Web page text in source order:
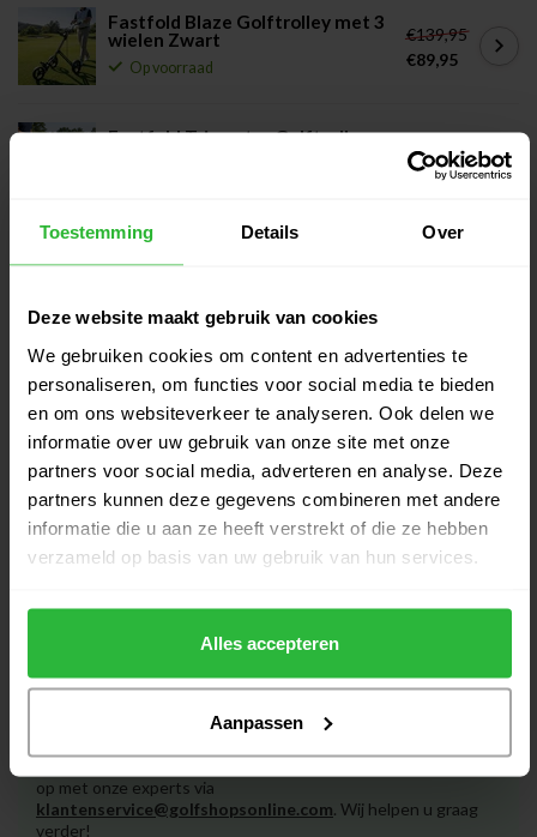
Toestemming Details Over
Deze website maakt gebruik van cookies
We gebruiken cookies om content en advertenties te
personaliseren, om functies voor social media te bieden
en om ons websiteverkeer te analyseren. Ook delen we
informatie over uw gebruik van onze site met onze
partners voor social media, adverteren en analyse. Deze
partners kunnen deze gegevens combineren met andere
informatie die u aan ze heeft verstrekt of die ze hebben
verzameld op basis van uw gebruik van hun services.
Alles accepteren
Aanpassen
Fastfold Blaze Golftrolley met 3
wielen Zwart
Op voorraad
€139,95
€89,95
Fastfold Trimaster Golftrolley
€129,95
€109,95
met 3 wielen wit
Fastfold Flex 360 Golftrolley met
3 wielen grijs
Op voorraad
€269,00
€219,00
Fastfold Mission 5.0 Golftrolley
met 3 wielen zilver
Op voorraad
€289,95
€179,00
Heeft u vragen over het product?
op met onze experts via
klantenservice@golfshopsonline.com. Wij helpen u graag
verder!